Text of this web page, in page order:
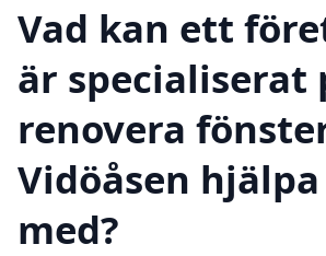
Vad kan ett
är specialiserat
renovera
Vidöåsen
med?